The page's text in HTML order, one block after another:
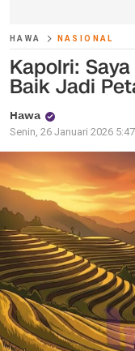
HAWA NASIONAL
Kapolri:
Baik Jadi
Hawa
Senin, 26 Januari 2026